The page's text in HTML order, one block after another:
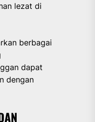
lezat di
berbagai
dapat
dengan